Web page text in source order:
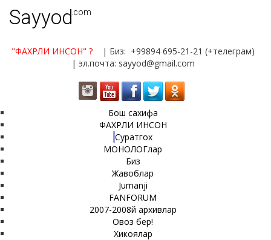
Sayyod.com
"ФАХРЛИ ИНСОН" ?
| Биз: +99894 695-21-21 (+телеграм)
| эл.почта: sayyod@gmail.com
Бош сахифа
ФАХРЛИ ИНСОН
Суратгох
МОНОЛОГлар
Биз
Жавоблар
Jumanji
FANFORUM
2007-2008й архивлар
Овоз бер!
Хикоялар